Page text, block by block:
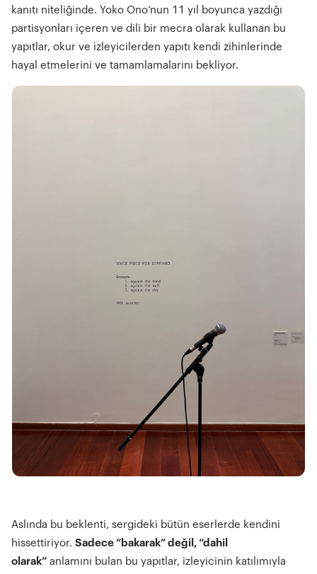
kanıtı niteliğinde. Yoko Ono’nun 11 yıl boyunca yazdığı
partisyonları içeren ve dili bir mecra olarak kullanan bu
yapıtlar, okur ve izleyicilerden yapıtı kendi zihinlerinde
hayal etmelerini ve tamamlamalarını bekliyor.
Aslında bu beklenti, sergideki bütün eserlerde kendini
hissettiriyor. Sadece “bakarak” değil, “dahil
olarak” anlamını bulan bu yapıtlar, izleyicinin katılımıyla